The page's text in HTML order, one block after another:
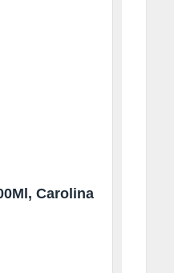
Carolina